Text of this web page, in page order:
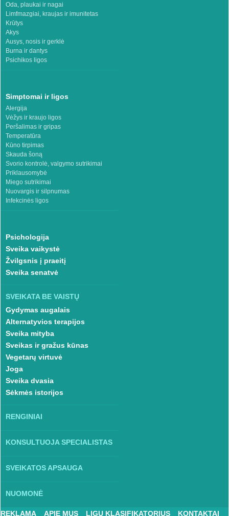
Oda, plaukai ir nagai
Limfmazgiai, kraujas ir imunitetas
Krūtys
Akys
Ausys, nosis ir gerklė
Burna ir dantys
Psichikos ligos
Simptomai ir ligos
Alergija
Vėžys ir kraujo ligos
Peršalimas ir gripas
Temperatūra
Kūno tirpimas
Skauda šoną
Svorio kontrolė, valgymo sutrikimai
Priklausomybė
Miego sutrikimai
Nuovargis ir silpnumas
Infekcinės ligos
Psichologija
Sveika vaikystė
Žvilgsnis į praeitį
Sveika senatvė
SVEIKATA BE VAISTŲ
Gydymas augalais
Alternatyvios terapijos
Sveika mityba
Sveikas ir gražus kūnas
Vegetarų virtuvė
Joga
Sveika dvasia
Sėkmės istorijos
RENGINIAI
KONSULTUOJA SPECIALISTAS
SVEIKATOS APSAUGA
NUOMONĖ
REKLAMA APIE MUS LIGŲ KLASIFIKATORIUS KONTAKTAI